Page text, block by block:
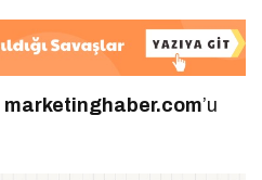
marketinghaber.com’u